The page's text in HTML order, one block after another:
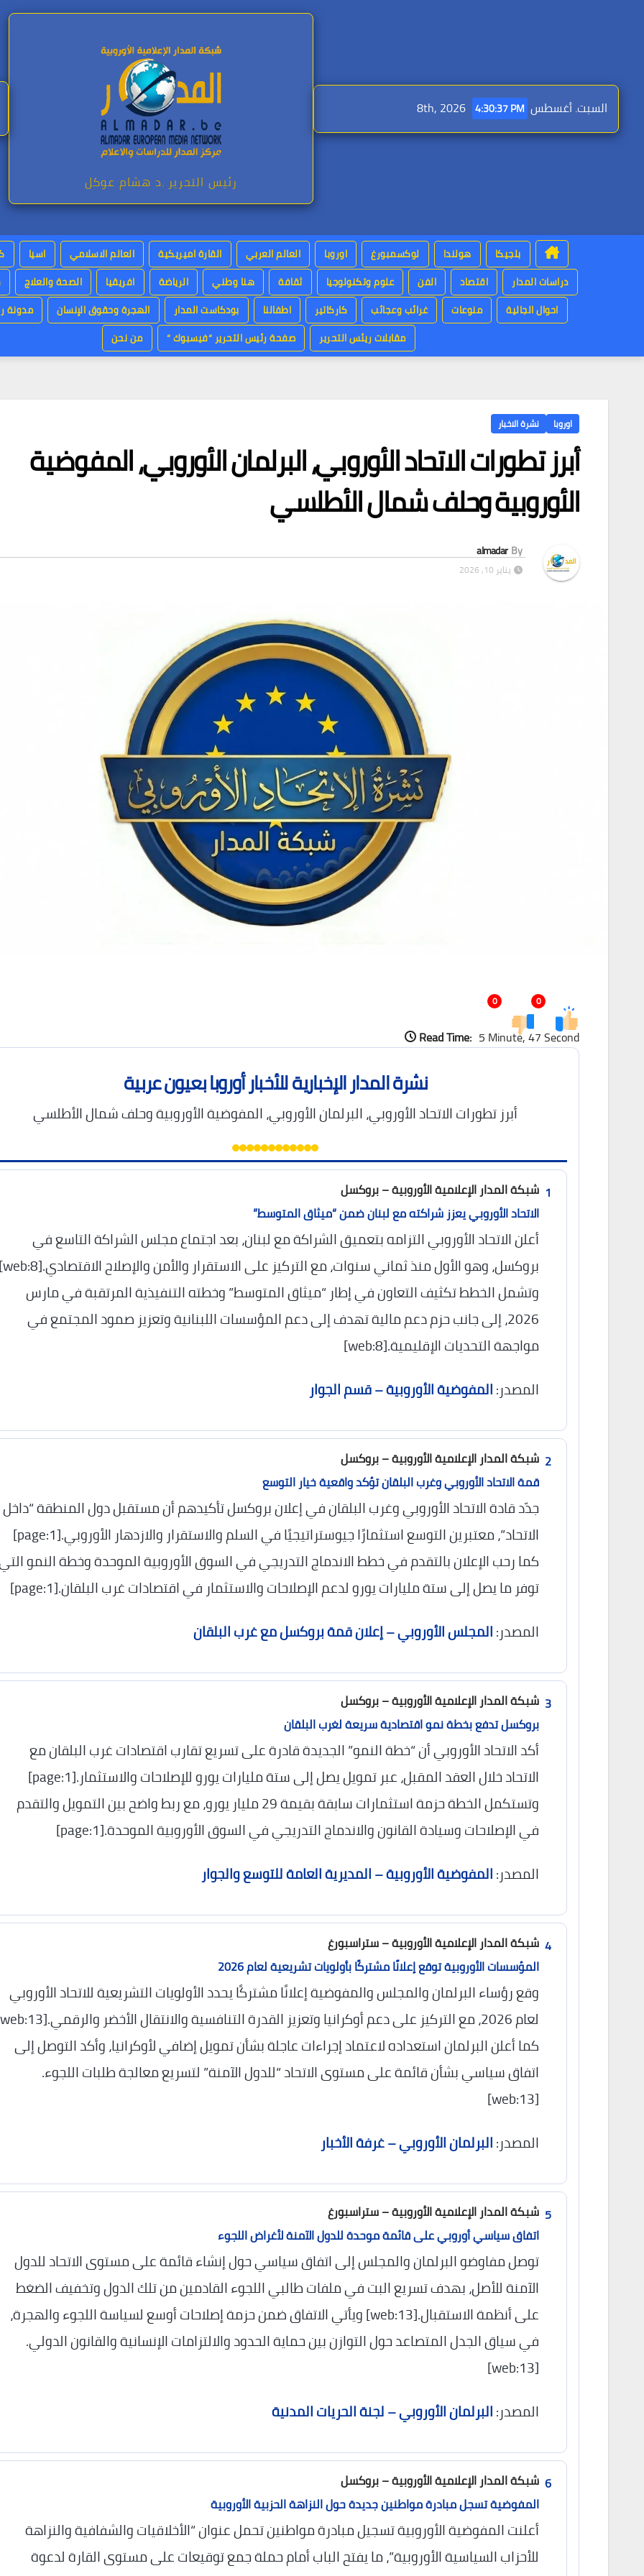
السبت. أغسطس 8th, 2026 4:30:38 PM
رئيس التحرير .د هشام عوكل
بلجيكا هولندا لوكسمبورغ اوروبا العالم العربي القارة اميريكية العالم الاسلامي اسيا
دراسات المدار
اقتصاد الفن علوم وتكنولوجيا ثقافة هنا وطني الرياضة افريقيا الصحة والعلاج
احوال الجالية
منوعات غرائب وعجائب كاركاتير اطفالنا بودكاست المدار الهجرة وحقوق الإنسان
مدونة
مقابلات ريئس التحرير
صفحة رئيس التحرير “فيسبوك “ من نحن
اوروبا نشرة الاخبار
أبرز تطورات الاتحاد الأوروبي، البرلمان الأوروبي، المفوضية
الأوروبية وحلف شمال الأطلسي
By
almadar
يناير 10, 2026
0
0
Read Time: 5 Minute, 47 Second
نشرة المدار الإخبارية للأخبار أوروبا بعيون عربية
أبرز تطورات الاتحاد الأوروبي، البرلمان الأوروبي، المفوضية الأوروبية وحلف شمال الأطلسي
1 شبكة المدار الإعلامية الأوروبية – بروكسل
الاتحاد الأوروبي يعزز شراكته مع لبنان ضمن “ميثاق المتوسط”
أعلن الاتحاد الأوروبي التزامه بتعميق الشراكة مع لبنان، بعد اجتماع مجلس الشراكة التاسع في
بروكسل، وهو الأول منذ ثماني سنوات، مع التركيز على الاستقرار والأمن والإصلاح الاقتصادي.[web:8]
وتشمل الخطط تكثيف التعاون في إطار “ميثاق المتوسط” وخطته التنفيذية المرتقبة في مارس
2026، إلى جانب حزم دعم مالية تهدف إلى دعم المؤسسات اللبنانية وتعزيز صمود المجتمع في
مواجهة التحديات الإقليمية.[web:8]
المصدر:المفوضية الأوروبية – قسم الجوار
2 شبكة المدار الإعلامية الأوروبية – بروكسل
قمة الاتحاد الأوروبي وغرب البلقان تؤكد واقعية خيار التوسع
جدّد قادة الاتحاد الأوروبي وغرب البلقان في إعلان بروكسل تأكيدهم أن مستقبل دول المنطقة “داخل
الاتحاد”، معتبرين التوسع استثمارًا جيوستراتيجيًا في السلم والاستقرار والازدهار الأوروبي.[page:1]
كما رحب الإعلان بالتقدم في خطط الاندماج التدريجي في السوق الأوروبية الموحدة وخطة النمو
توفر ما يصل إلى ستة مليارات يورو لدعم الإصلاحات والاستثمار في اقتصادات غرب البلقان.[page:1]
المصدر:المجلس الأوروبي – إعلان قمة بروكسل مع غرب البلقان
3 شبكة المدار الإعلامية الأوروبية – بروكسل
بروكسل تدفع بخطة نمو اقتصادية سريعة لغرب البلقان
أكد الاتحاد الأوروبي أن “خطة النمو” الجديدة قادرة على تسريع تقارب اقتصادات غرب البلقان مع
الاتحاد خلال العقد المقبل، عبر تمويل يصل إلى ستة مليارات يورو للإصلاحات والاستثمار.[page:1]
وتستكمل الخطة حزمة استثمارات سابقة بقيمة 29 مليار يورو، مع ربط واضح بين التمويل والتقدم
في الإصلاحات وسيادة القانون والاندماج التدريجي في السوق الأوروبية الموحدة.[page:1]
المصدر:المفوضية الأوروبية – المديرية العامة للتوسع والجوار
4 شبكة المدار الإعلامية الأوروبية – ستراسبورغ
المؤسسات الأوروبية توقع إعلانًا مشتركًا بأولويات تشريعية لعام 2026
وقع رؤساء البرلمان والمجلس والمفوضية إعلانًا مشتركًا يحدد الأولويات التشريعية للاتحاد الأوروبي
كما أعلن البرلمان استعداده لاعتماد إجراءات عاجلة بشأن تمويل إضافي لأوكرانيا، وأكد التوصل إلى
اتفاق سياسي بشأن قائمة على مستوى الاتحاد “للدول الآمنة” لتسريع معالجة طلبات اللجوء.
[web:13]
المصدر:البرلمان الأوروبي – غرفة الأخبار
5 شبكة المدار الإعلامية الأوروبية – ستراسبورغ
اتفاق سياسي أوروبي على قائمة موحدة للدول الآمنة لأغراض اللجوء
توصل مفاوضو البرلمان والمجلس إلى اتفاق سياسي حول إنشاء قائمة على مستوى الاتحاد للدول
الآمنة للأصل، بهدف تسريع البت في ملفات طالبي اللجوء القادمين من تلك الدول وتخفيف الضغط
على أنظمة الاستقبال.[web:13] ويأتي الاتفاق ضمن حزمة إصلاحات أوسع لسياسة اللجوء والهجرة،
في سياق الجدل المتصاعد حول التوازن بين حماية الحدود والالتزامات الإنسانية والقانون الدولي.
[web:13]
المصدر:البرلمان الأوروبي – لجنة الحريات المدنية
6 شبكة المدار الإعلامية الأوروبية – بروكسل
المفوضية تسجل مبادرة مواطنين جديدة حول النزاهة الحزبية الأوروبية
أعلنت المفوضية الأوروبية تسجيل مبادرة مواطنين تحمل عنوان “الأخلاقيات والشفافية والنزاهة
للأحزاب السياسية الأوروبية”، ما يفتح الباب أمام حملة جمع توقيعات على مستوى القارة لدعوة